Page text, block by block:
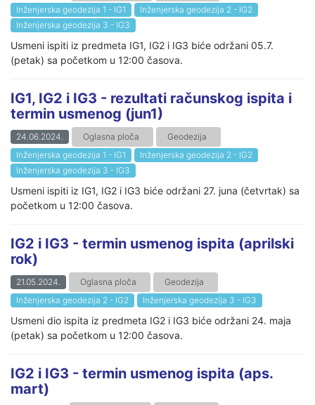
Inženjerska geodezija 1 - IG1
Inženjerska geodezija 2 - IG2
Inženjerska geodezija 3 - IG3
Usmeni ispiti iz predmeta IG1, IG2 i IG3 biće održani 05.7.
(petak) sa početkom u 12:00 časova.
IG1, IG2 i IG3 - rezultati računskog ispita i
termin usmenog (jun1)
24.06.2024. Oglasna ploča
Geodezija
Inženjerska geodezija 1 - IG1
Inženjerska geodezija 2 - IG2
Inženjerska geodezija 3 - IG3
Usmeni ispiti iz IG1, IG2 i IG3 biće održani 27. juna (četvrtak) sa
početkom u 12:00 časova.
IG2 i IG3 - termin usmenog ispita (aprilski
rok)
21.05.2024. Oglasna ploča
Geodezija
Inženjerska geodezija 2 - IG2
Inženjerska geodezija 3 - IG3
Usmeni dio ispita iz predmeta IG2 i IG3 biće održani 24. maja
(petak) sa početkom u 12:00 časova.
IG2 i IG3 - termin usmenog ispita (aps.
mart)